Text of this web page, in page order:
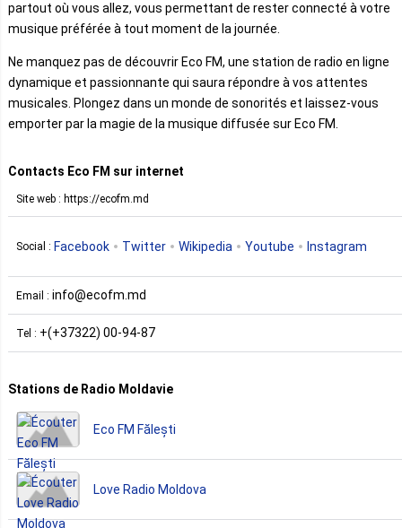
partout où vous allez, vous permettant de rester connecté à votre
musique préférée à tout moment de la journée.
Ne manquez pas de découvrir Eco FM, une station de radio en ligne
dynamique et passionnante qui saura répondre à vos attentes
musicales. Plongez dans un monde de sonorités et laissez-vous
emporter par la magie de la musique diffusée sur Eco FM.
Contacts Eco FM sur internet
Site web : https://ecofm.md
Social : Facebook Twitter Wikipedia Youtube Instagram
Email : info@ecofm.md
Tel : +(+37322) 00-94-87
Stations de Radio Moldavie
Eco FM Fălești
Love Radio Moldova